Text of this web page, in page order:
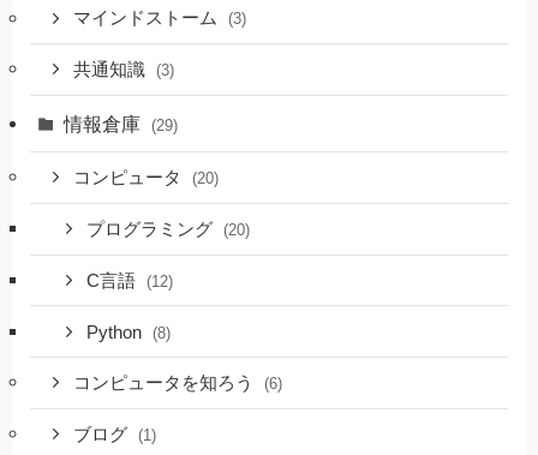
マインドストーム (3)
共通知識 (3)
情報倉庫 (29)
コンピュータ (20)
プログラミング (20)
C言語 (12)
Python (8)
コンピュータを知ろう (6)
ブログ (1)